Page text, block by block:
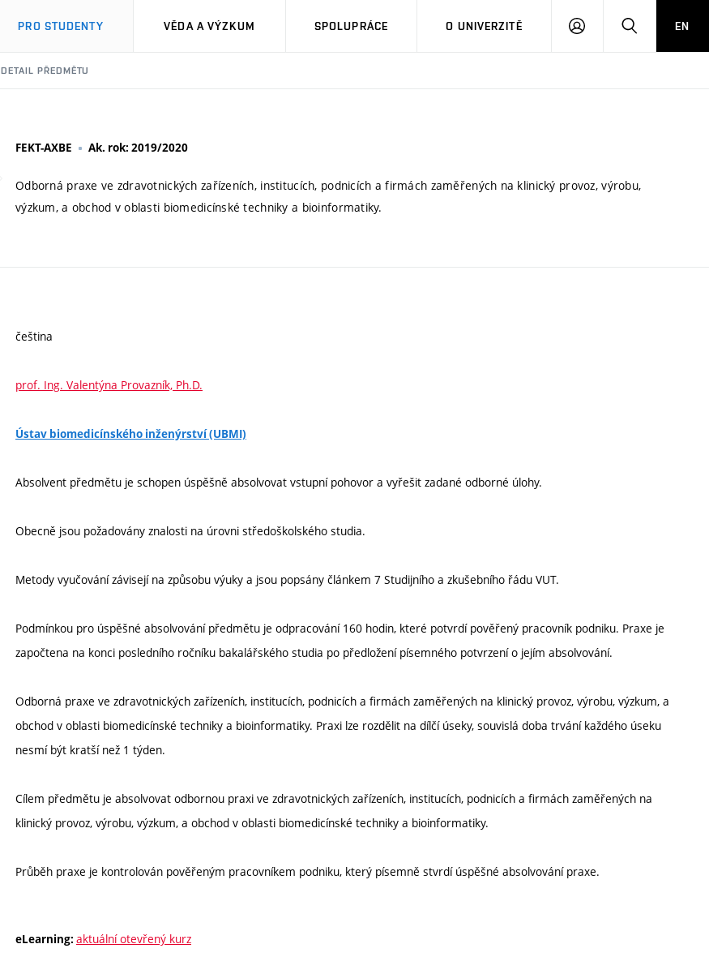
PRO STUDENTY VĚDA A VÝZKUM SPOLUPRÁCE O UNIVERZITĚ
PŘIHLÁSIT HLEDATEN
DETAIL PŘEDMĚTU
FEKT-AXBE Ak. rok: 2019/2020
Odborná praxe ve zdravotnických zařízeních, institucích, podnicích a firmách zaměřených na klinický provoz, výrobu,
výzkum, a obchod v oblasti biomedicínské techniky a bioinformatiky.
čeština
prof. Ing. Valentýna Provazník, Ph.D.
Ústav biomedicínského inženýrství (UBMI)
Absolvent předmětu je schopen úspěšně absolvovat vstupní pohovor a vyřešit zadané odborné úlohy.
Obecně jsou požadovány znalosti na úrovni středoškolského studia.
Metody vyučování závisejí na způsobu výuky a jsou popsány článkem 7 Studijního a zkušebního řádu VUT.
Podmínkou pro úspěšné absolvování předmětu je odpracování 160 hodin, které potvrdí pověřený pracovník podniku. Praxe je
započtena na konci posledního ročníku bakalářského studia po předložení písemného potvrzení o jejím absolvování.
Odborná praxe ve zdravotnických zařízeních, institucích, podnicích a firmách zaměřených na klinický provoz, výrobu, výzkum, a
obchod v oblasti biomedicínské techniky a bioinformatiky. Praxi lze rozdělit na dílčí úseky, souvislá doba trvání každého úseku
nesmí být kratší než 1 týden.
Cílem předmětu je absolvovat odbornou praxi ve zdravotnických zařízeních, institucích, podnicích a firmách zaměřených na
klinický provoz, výrobu, výzkum, a obchod v oblasti biomedicínské techniky a bioinformatiky.
Průběh praxe je kontrolován pověřeným pracovníkem podniku, který písemně stvrdí úspěšné absolvování praxe.
eLearning: aktuální otevřený kurz